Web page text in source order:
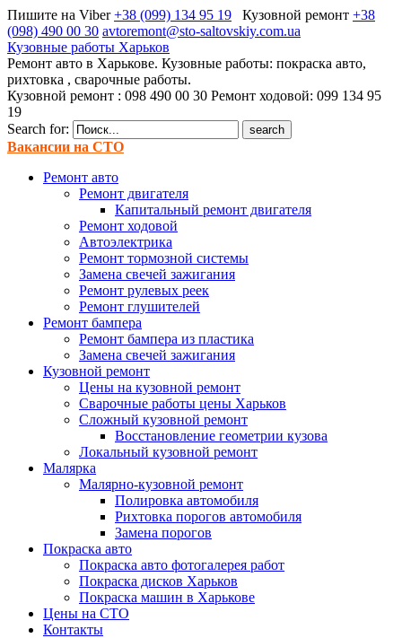
Пишите на Viber+38 (099) 134 95 19 Кузовной ремонт +38
(098) 490 00 30 avtoremont@sto-saltovskiy.com.ua
Кузовные работы Харьков
Ремонт авто в Харькове. Кузовные работы: покраска авто,
рихтовка , сварочные работы.
Кузовной ремонт : 098 490 00 30 Ремонт ходовой: 099 134 95
19
Search for:
Вакансии на СТО
Ремонт авто
Ремонт двигателя
Капитальный ремонт двигателя
Ремонт ходовой
Автоэлектрика
Ремонт тормозной системы
Замена свечей зажигания
Ремонт рулевых реек
Ремонт глушителей
Ремонт бампера
Ремонт бампера из пластика
Замена свечей зажигания
Кузовной ремонт
Цены на кузовной ремонт
Сварочные работы цены Харьков
Сложный кузовной ремонт
Восстановление геометрии кузова
Локальный кузовной ремонт
Малярка
Малярно-кузовной ремонт
Полировка автомобиля
Рихтовка порогов автомобиля
Замена порогов
Покраска авто
Покраска авто фотогалерея работ
Покраска дисков Харьков
Покраска машин в Харькове
Цены на СТО
Контакты